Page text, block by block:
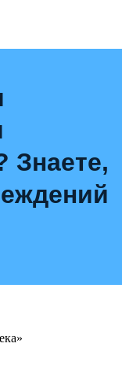
Знаете,